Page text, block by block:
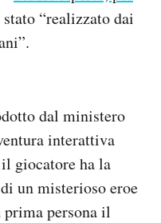
“realizzato dai
dal ministero
interattiva
giocatore ha la
un misterioso eroe
persona il